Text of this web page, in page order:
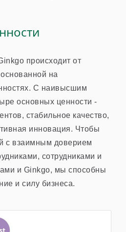
происходит от
на
С наивысшим
основных ценности -
стабильное качество,
инновация. Чтобы
с взаимным доверием
сотрудниками и
и Ginkgo, мы способны
и силу бизнеса.